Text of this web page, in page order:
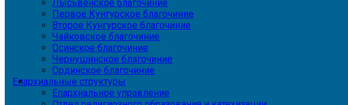
Лысьвенское благочиние
Первое Кунгурское благочиние
Второе Кунгурское благочиние
Чайковское благочиние
Осинское благочиние
Чернушинское благочиние
Ординское благочиние
Епархиальные структуры
Епархиальное управление